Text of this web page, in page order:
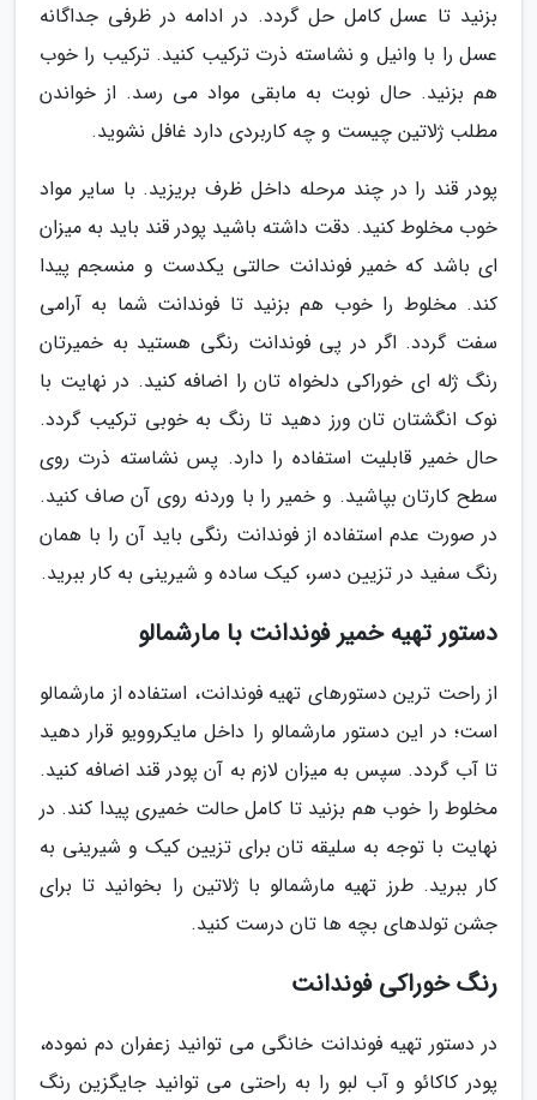
بزنید تا عسل کامل حل گردد. در ادامه در ظرفی جداگانه
عسل را با وانیل و نشاسته ذرت ترکیب کنید. ترکیب را خوب
هم بزنید. حال نوبت به مابقی مواد می رسد. از خواندن
مطلب ژلاتین چیست و چه کاربردی دارد غافل نشوید.
پودر قند را در چند مرحله داخل ظرف بریزید. با سایر مواد
خوب مخلوط کنید. دقت داشته باشید پودر قند باید به میزان
ای باشد که خمیر فوندانت حالتی یکدست و منسجم پیدا
کند. مخلوط را خوب هم بزنید تا فوندانت شما به آرامی
سفت گردد. اگر در پی فوندانت رنگی هستید به خمیرتان
رنگ ژله ای خوراکی دلخواه تان را اضافه کنید. در نهایت با
نوک انگشتان تان ورز دهید تا رنگ به خوبی ترکیب گردد.
حال خمیر قابلیت استفاده را دارد. پس نشاسته ذرت روی
سطح کارتان بپاشید. و خمیر را با وردنه روی آن صاف کنید.
در صورت عدم استفاده از فوندانت رنگی باید آن را با همان
رنگ سفید در تزیین دسر، کیک ساده و شیرینی به کار ببرید.
دستور تهیه خمیر فوندانت با مارشمالو
از راحت ترین دستورهای تهیه فوندانت، استفاده از مارشمالو
است؛ در این دستور مارشمالو را داخل مایکروویو قرار دهید
تا آب گردد. سپس به میزان لازم به آن پودر قند اضافه کنید.
مخلوط را خوب هم بزنید تا کامل حالت خمیری پیدا کند. در
نهایت با توجه به سلیقه تان برای تزیین کیک و شیرینی به
کار ببرید. طرز تهیه مارشمالو با ژلاتین را بخوانید تا برای
جشن تولدهای بچه ها تان درست کنید.
رنگ خوراکی فوندانت
در دستور تهیه فوندانت خانگی می توانید زعفران دم نموده،
پودر کاکائو و آب لبو را به راحتی می توانید جایگزین رنگ